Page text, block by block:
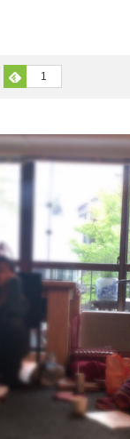
1